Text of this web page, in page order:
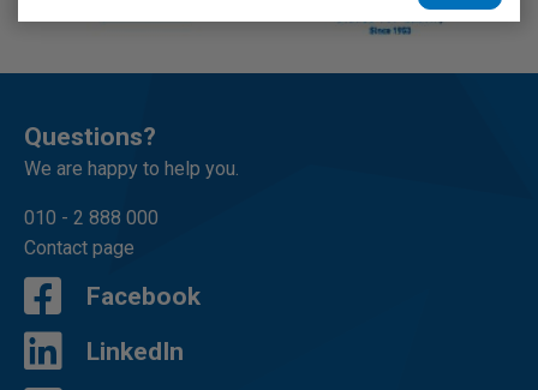
Questions?
We are happy to help you.
010 - 2 888 000
Contact page
Facebook
LinkedIn